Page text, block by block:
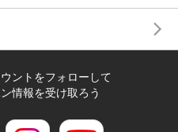
ントをフォローして
情報を受け取ろう